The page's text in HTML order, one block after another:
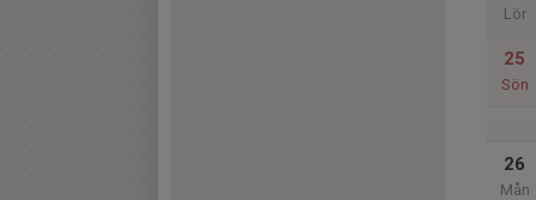
Lör
25
Sön
26
Mån